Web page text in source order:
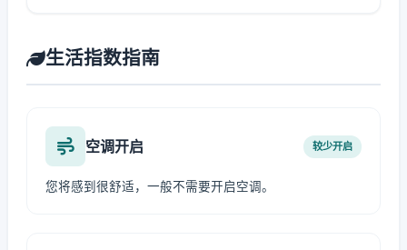
生活指数指南
空调开启 较少开启
您将感到很舒适，一般不需要开启空调。